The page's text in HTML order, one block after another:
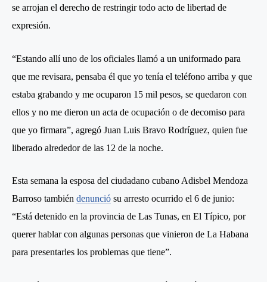
se arrojan el derecho de restringir todo acto de libertad de
expresión.
“Estando allí uno de los oficiales llamó a un uniformado para
que me revisara, pensaba él que yo tenía el teléfono arriba y que
estaba grabando y me ocuparon 15 mil pesos, se quedaron con
ellos y no me dieron un acta de ocupación o de decomiso para
que yo firmara”, agregó Juan Luis Bravo Rodríguez, quien fue
liberado alrededor de las 12 de la noche.
Esta semana la esposa del ciudadano cubano Adisbel Mendoza
Barroso también denunció su arresto ocurrido el 6 de junio:
“Está detenido en la provincia de Las Tunas, en El Típico, por
querer hablar con algunas personas que vinieron de La Habana
para presentarles los problemas que tiene”.